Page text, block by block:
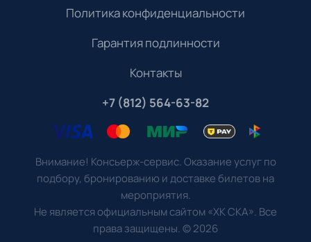
Политика конфиденциальности
Гарантия подлинности
Контакты
+7 (812) 564-63-82
Внимание! Консьерж-сервис. Оказание услуг по
подбору, бронированию и доставке билетов на
мероприятия.
Не является официальным сайтом «ХК СКА». Все
права защищены.©2026